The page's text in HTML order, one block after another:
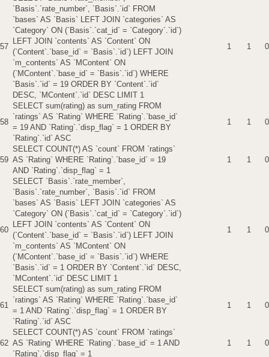
57
`Basis`.`rate_number`, `Basis`.`id` FROM
`bases` AS `Basis` LEFT JOIN `categories` AS
`Category` ON (`Basis`.`cat_id` = `Category`.`id`)
LEFT JOIN `contents` AS `Content` ON
(`Content`.`base_id` = `Basis`.`id`) LEFT JOIN
`m_contents` AS `MContent` ON
(`MContent`.`base_id` = `Basis`.`id`) WHERE
`Basis`.`id` = 19 ORDER BY `Content`.`id`
DESC, `MContent`.`id` DESC LIMIT 1
1 1 0
58
SELECT sum(rating) as sum_rating FROM
`ratings` AS `Rating` WHERE `Rating`.`base_id`
= 19 AND `Rating`.`disp_flag` = 1 ORDER BY
`Rating`.`id` ASC
1 1 0
59
SELECT COUNT(*) AS `count` FROM `ratings`
AS `Rating` WHERE `Rating`.`base_id` = 19
AND `Rating`.`disp_flag` = 1
1 1 0
60
SELECT `Basis`.`rate_member`,
`Basis`.`rate_number`, `Basis`.`id` FROM
`bases` AS `Basis` LEFT JOIN `categories` AS
`Category` ON (`Basis`.`cat_id` = `Category`.`id`)
LEFT JOIN `contents` AS `Content` ON
(`Content`.`base_id` = `Basis`.`id`) LEFT JOIN
`m_contents` AS `MContent` ON
(`MContent`.`base_id` = `Basis`.`id`) WHERE
`Basis`.`id` = 1 ORDER BY `Content`.`id` DESC,
`MContent`.`id` DESC LIMIT 1
1 1 0
61
SELECT sum(rating) as sum_rating FROM
`ratings` AS `Rating` WHERE `Rating`.`base_id`
= 1 AND `Rating`.`disp_flag` = 1 ORDER BY
`Rating`.`id` ASC
1 1 0
62
SELECT COUNT(*) AS `count` FROM `ratings`
AS `Rating` WHERE `Rating`.`base_id` = 1 AND
`Rating`.`disp_flag` = 1
1 1 0